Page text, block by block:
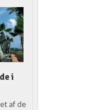
i
af de